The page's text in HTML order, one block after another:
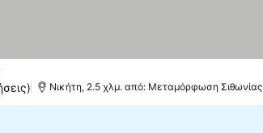
Εμφάνιση τιμών
Νικήτη, 2.5 χλμ. από: Μεταμόρφωση Σιθωνίας